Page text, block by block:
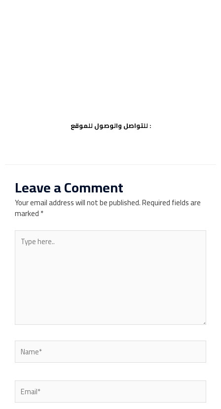
للتواصل والوصول للموقع :
Leave a Comment
Your email address will not be published.Required fields are
marked*
Type
here..
Name*
Email*